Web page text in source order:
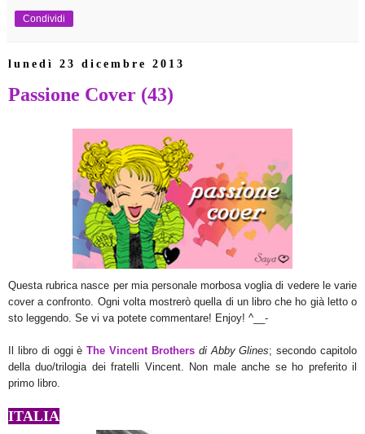
Condividi
lunedì 23 dicembre 2013
Passione Cover (43)
Questa rubrica nasce per mia personale morbosa voglia di vedere le varie
cover a confronto. Ogni volta mostrerò quella di un libro che ho già letto o
sto leggendo. Se vi va potete commentare! Enjoy! ^ __-
Il libro di oggi èThe Vincent Brothers di Abby Glines; secondo capitolo
della duo/trilogia dei fratelli Vincent. Non male anche se ho preferito il
primo libro.
ITALIA